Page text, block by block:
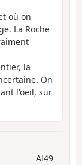
où on
La Roche
la
On
l'oeil, sur
Al49